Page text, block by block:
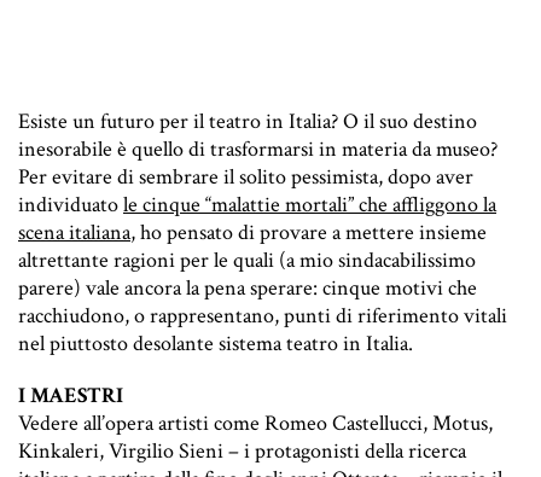
Esiste un futuro per il teatro in Italia? O il suo destino
inesorabile è quello di trasformarsi in materia da museo?
Per evitare di sembrare il solito pessimista, dopo aver
individuatole cinque “malattie mortali” che affliggono la
scena italiana, ho pensato di provare a mettere insieme
altrettante ragioni per le quali (a mio sindacabilissimo
parere) vale ancora la pena sperare: cinque motivi che
racchiudono, o rappresentano, punti di riferimento vitali
nel piuttosto desolante sistema teatro in Italia.
I MAESTRI
Vedere all’opera artisti come Romeo Castellucci,Motus,
Kinkaleri,Virgilio Sieni– i protagonisti della ricerca